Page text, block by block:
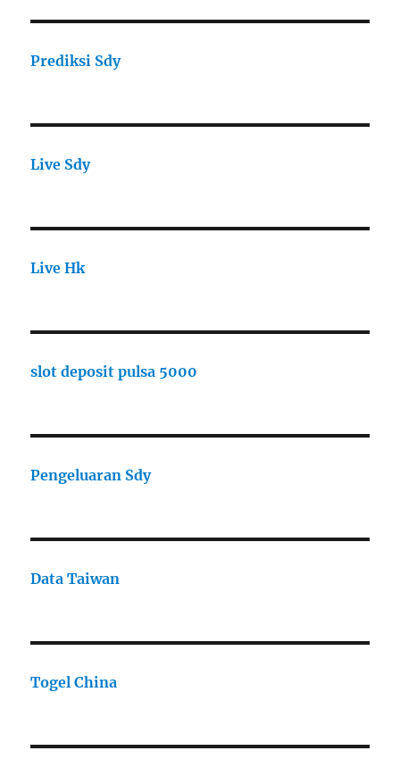
Prediksi Sdy
Live Sdy
Live Hk
slot deposit pulsa 5000
Pengeluaran Sdy
Data Taiwan
Togel China